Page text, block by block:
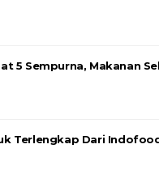
5 Sempurna, Makanan
Terlengkap Dari